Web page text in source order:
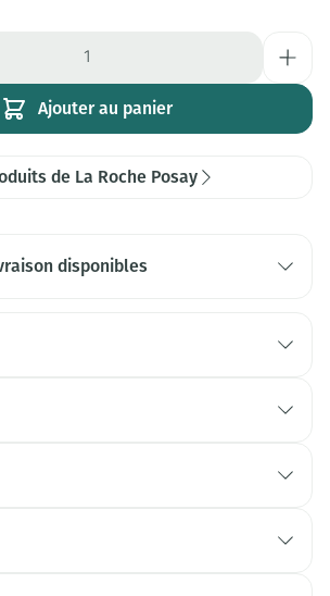
Ajouter au panier
de La Roche Posay
disponibles